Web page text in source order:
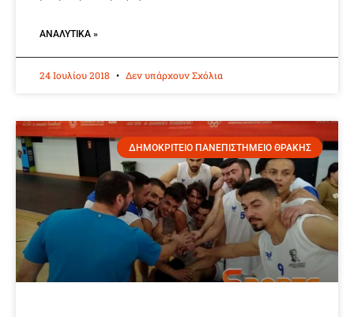
ΑΝΑΛΥΤΙΚΆ »
24 Ιουλίου 2018 Δεν υπάρχουν Σχόλια
ΔΗΜΟΚΡΙΤΕΙΟ ΠΑΝΕΠΙΣΤΗΜΕΙΟ ΘΡΑΚΗΣ